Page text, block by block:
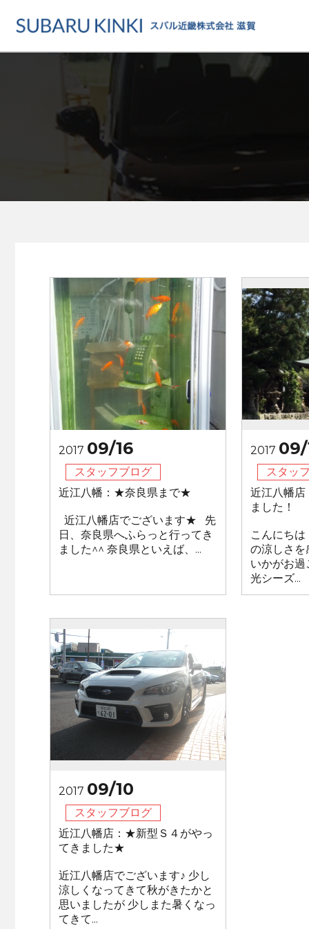
店舗情報 店
地域でさがす
地図でさがす
試乗車でさがす
カーラインアップ
カーラインアップ一覧
乗用車
軽自動車
メンテナンス・サー
メンテナンス・サービスト
車検・定期点検をする
カーケアをする
2017 09/16
スタッフブログ
近江八幡：★奈良県まで★
近江八幡店でございます★ 先
日、奈良県へふらっと行ってき
ました^^ 奈良県といえば、...
2017 09/
スタッ
近江八幡店
ました！
こんにち
の涼しさを
いかがお
光シーズ...
2017 09/10
スタッフブログ
近江八幡店：★新型Ｓ４がやっ
てきました★
近江八幡店でございます♪ 少し
涼しくなってきて秋がきたかと
思いましたが 少しまた暑くなっ
てきて...